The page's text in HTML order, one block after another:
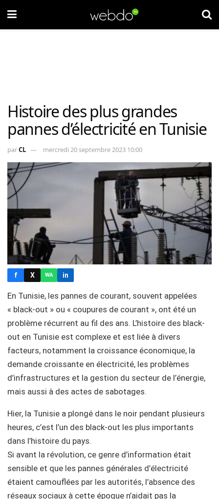
Histoire des plus grandes
pannes d’électricité en Tunisie
parCL mercredi 20 septembre 2023 10:00
f X WA in
En Tunisie, les pannes de courant, souvent appelées
« black-out » ou « coupures de courant », ont été un
problème récurrent au fil des ans. L’histoire des black-
out en Tunisie est complexe et est liée à divers
facteurs, notamment la croissance économique, la
demande croissante en électricité, les problèmes
d’infrastructures et la gestion du secteur de l’énergie,
mais aussi à des actes de sabotages.
Hier, la Tunisie a plongé dans le noir pendant plusieurs
heures, c’est l’un des black-out les plus importants
dans l’histoire du pays.
Si avant la révolution, ce genre d’information était
sensible et que les pannes générales d’électricité
étaient camouflées par les autorités, l’absence des
réseaux sociaux à cette époque n’aidait pas la